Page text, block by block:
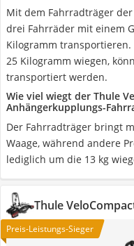
Mit dem Fahrradträger
drei Fahrräder mit einem
Kilogramm
25 Kilogramm wiegen,
transportiert werden.
Wie viel wiegt der Thule
Anhängerkupplungs-
Der Fahrradträger bringt
Waage, während andere
lediglich um die 13 kg
Thule
Preis-Leistungs-Sieger